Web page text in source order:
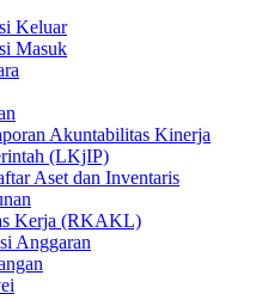
Keluar
Masuk
Akuntabilitas Kinerja
(LKjIP)
Aset dan Inventaris
Kerja (RKAKL)
Anggaran